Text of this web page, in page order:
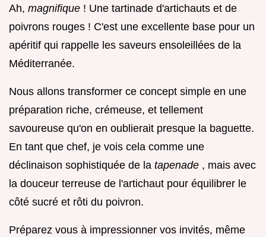
Ah, magnifique ! Une tartinade d'artichauts et de
poivrons rouges ! C'est une excellente base pour un
apéritif qui rappelle les saveurs ensoleillées de la
Méditerranée.
Nous allons transformer ce concept simple en une
préparation riche, crémeuse, et tellement
savoureuse qu'on en oublierait presque la baguette.
En tant que chef, je vois cela comme une
déclinaison sophistiquée de la tapenade , mais avec
la douceur terreuse de l'artichaut pour équilibrer le
côté sucré et rôti du poivron.
Préparez vous à impressionner vos invités, même